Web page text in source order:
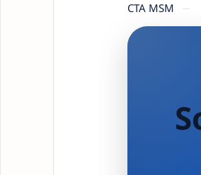
CTA MSM